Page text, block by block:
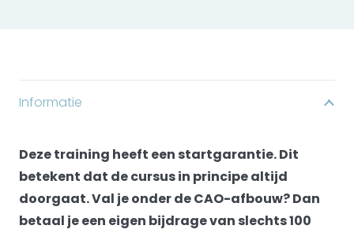
Informatie
Deze training heeft een startgarantie. Dit
betekent dat de cursus in principe altijd
doorgaat. Val je onder de CAO-afbouw? Dan
betaal je een eigen bijdrage van slechts 100